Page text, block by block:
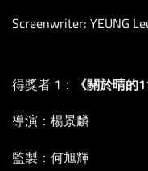
Screenwriter: YEUNG
得獎者 1： 《關於晴的
導演：楊景麟
監製：何旭輝